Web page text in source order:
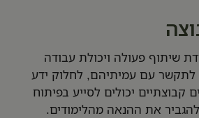
שיתוף פעולה ויכולת עבודה
לתקשר עם עמיתיהם, לחלוק ידע
קבוצתיים יכולים לסייע בפיתוח
את ההנאה מהלימודים.